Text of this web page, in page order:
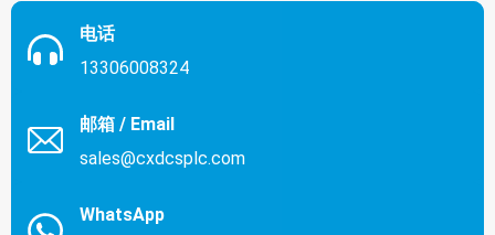
电话
13306008324
邮箱 / Email
sales@cxdcsplc.com
WhatsApp